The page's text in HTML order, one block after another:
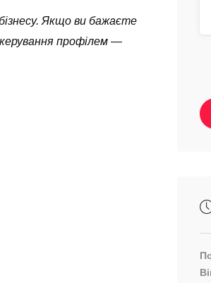
Якщо ви бажаєте
профілем —